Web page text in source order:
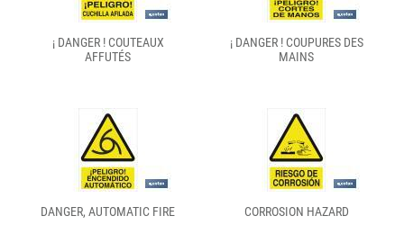
¡ DANGER ! COUTEAUX
AFFUTÉS
¡ DANGER ! COUPURES DES
MAINS
DANGER, AUTOMATIC FIRE CORROSION HAZARD